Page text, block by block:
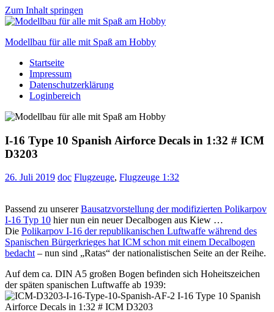
Zum Inhalt springen
Modellbau für alle mit Spaß am Hobby
Scale
modelling
to
Startseite
Impressum
Datenschutzerklärung
Loginbereich
I-16 Type 10 Spanish Airforce Decals in 1:32 # ICM
D3203
26. Juli 2019 doc Flugzeuge, Flugzeuge 1:32
Passend zu unsererBausatzvorstellung der modifizierten Polikarpov
I-16 Typ 10 hier nun ein neuer Decalbogen aus Kiew …
Die Polikarpov I-16 der republikanischen Luftwaffe während des
Spanischen Bürgerkrieges hat ICM schon mit einem Decalbogen
bedacht– nun sind „Ratas“ der nationalistischen Seite an der Reihe.
Auf dem ca. DIN A5 großen Bogen befinden sich Hoheitszeichen
der späten spanischen Luftwaffe ab 1939: